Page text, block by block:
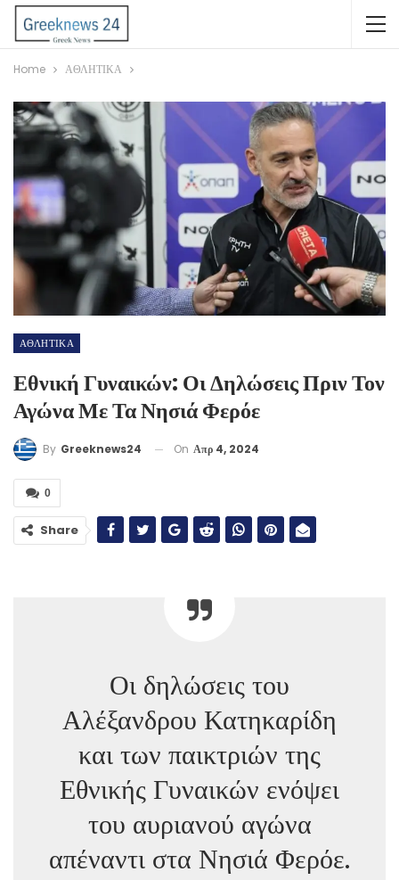
Home ΑΘΛΗΤΙΚΑ
ΑΘΛΗΤΙΚΑ
Εθνική Γυναικών: Οι Δηλώσεις Πριν Τον
Αγώνα Με Τα Νησιά Φερόε
By Greeknews24 On Απρ 4, 2024
0
Share
Οι δηλώσεις του
Αλέξανδρου Κατηκαρίδη
και των παικτριών της
Εθνικής Γυναικών ενόψει
του αυριανού αγώνα
απέναντι στα Νησιά Φερόε.